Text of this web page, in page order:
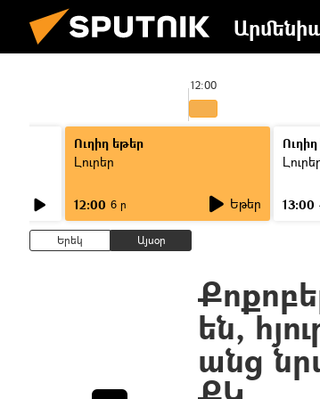
12:00
Ուղիղ եթեր
Լուրեր
12:00 6 ր Եթեր 13:00
Երեկ Այսօր
են,
անց